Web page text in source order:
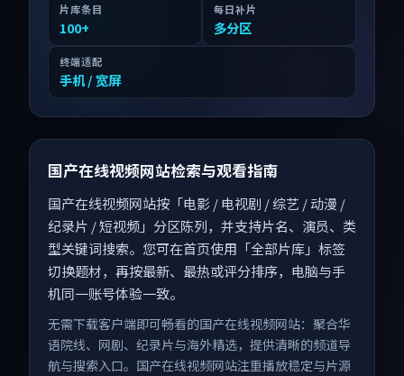
片库条目
100+
每日补片
多分区
终端适配
手机 / 宽屏
国产在线视频网站检索与观看指南
国产在线视频网站按「电影 / 电视剧 / 综艺 / 动漫 /
纪录片 / 短视频」分区陈列，并支持片名、演员、类
型关键词搜索。您可在首页使用「全部片库」标签
切换题材，再按最新、最热或评分排序，电脑与手
机同一账号体验一致。
无需下载客户端即可畅看的国产在线视频网站：聚合华
语院线、网剧、纪录片与海外精选，提供清晰的频道导
航与搜索入口。国产在线视频网站注重播放稳定与片源